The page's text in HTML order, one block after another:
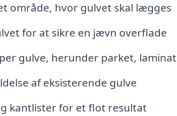
område, hvor gulvet skal lægges
for at sikre en jævn overflade
gulve, herunder parket,
af eksisterende gulve
kantlister for et flot resultat